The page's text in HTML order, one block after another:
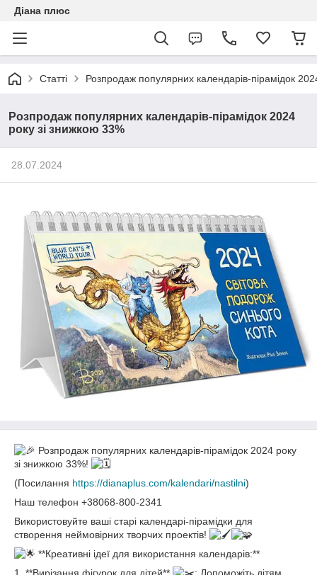
Діана плюс
Статті Розпродаж популярних календарів-пірамідок
Розпродаж популярних календарів-пірамідок 2024
року зі знижкою 33%
28.07.2024
Розпродаж популярних календарів-пірамідок 2024 року
зі знижкою 33%!
(Посилання https://dianaplus.com/kalendari/nastilni)
Наш телефон +38068-800-2341
Використовуйте ваші старі календарі-пірамідки для
створення неймовірних творчих проектів!
**Креативні ідеї для використання календарів:**